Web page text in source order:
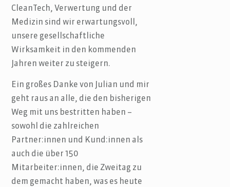
CleanTech, Verwertung und der
Medizin sind wir erwartungsvoll,
unsere gesellschaftliche
Wirksamkeit in den kommenden
Jahren weiter zu steigern.
Ein großes Danke von Julian und mir
geht raus an alle, die den bisherigen
Weg mit uns bestritten haben –
sowohl die zahlreichen
Partner:innen und Kund:innen als
auch die über 150
Mitarbeiter:innen, die Zweitag zu
dem gemacht haben, was es heute